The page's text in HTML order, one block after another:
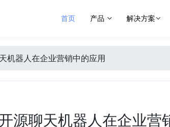
首页 产品 解决方案
机器人在企业营销中的应用
源聊天机器人在企业营